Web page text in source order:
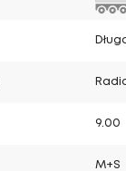
9.00
M+S